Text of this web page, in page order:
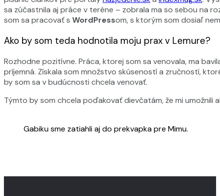
sa zúčastnila aj práce v teréne – zobrala ma so sebou na
som sa pracovať s WordPressom, s ktorým som dosiaľ
Ako by som teda hodnotila moju prax v Lemure?
Rozhodne pozitívne. Práca, ktorej som sa venovala, ma
príjemná. Získala som množstvo skúseností a zručností,
by som sa v budúcnosti chcela venovať.
Týmto by som chcela poďakovať dievčatám, že mi umožnili
Gabiku sme zatiahli aj do prekvapka pre Mimu.